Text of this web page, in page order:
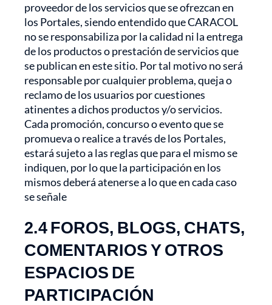
proveedor de los servicios que se ofrezcan en
los Portales, siendo entendido que CARACOL
no se responsabiliza por la calidad ni la entrega
de los productos o prestación de servicios que
se publican en este sitio. Por tal motivo no será
responsable por cualquier problema, queja o
reclamo de los usuarios por cuestiones
atinentes a dichos productos y/o servicios.
Cada promoción, concurso o evento que se
promueva o realice a través de los Portales,
estará sujeto a las reglas que para el mismo se
indiquen, por lo que la participación en los
mismos deberá atenerse a lo que en cada caso
se señale
2.4 FOROS, BLOGS, CHATS,
COMENTARIOS Y OTROS
ESPACIOS DE
PARTICIPACIÓN